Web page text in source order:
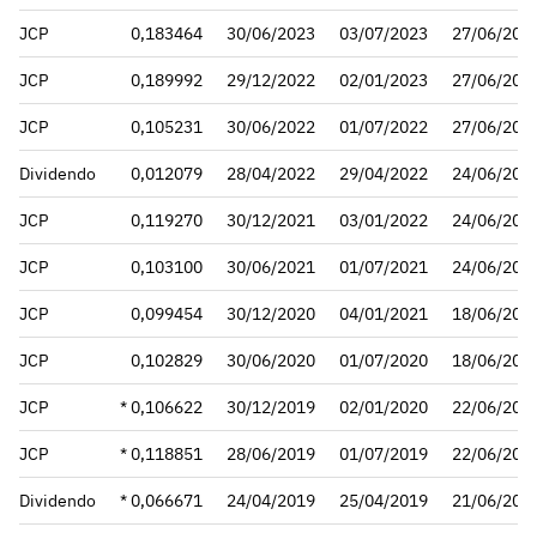
JCP 0,183464 30/06/2023 03/07/2023 27/06/
JCP 0,189992 29/12/2022 02/01/2023 27/06/
JCP 0,105231 30/06/2022 01/07/2022 27/06/
Dividendo 0,012079 28/04/2022 29/04/2022 24/06/
JCP 0,119270 30/12/2021 03/01/2022 24/06/
JCP 0,103100 30/06/2021 01/07/2021 24/06/
JCP 0,099454 30/12/2020 04/01/2021 18/06/
JCP 0,102829 30/06/2020 01/07/2020 18/06/
JCP * 0,106622 30/12/2019 02/01/2020 22/06/
JCP * 0,118851 28/06/2019 01/07/2019 22/06/
Dividendo * 0,066671 24/04/2019 25/04/2019 21/06/